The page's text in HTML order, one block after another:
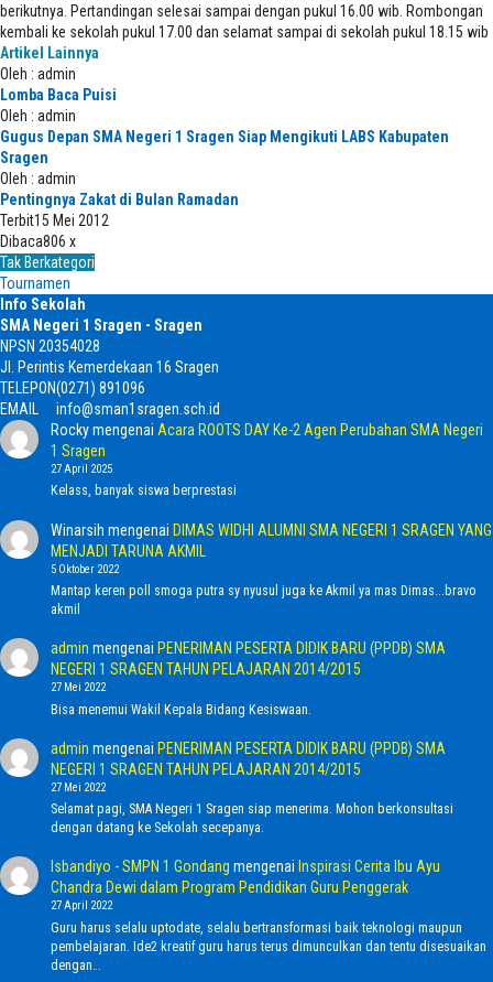
berikutnya. Pertandingan selesai sampai dengan pukul 16.00 wib. Rombongan
kembali ke sekolah pukul 17.00 dan selamat sampai di sekolah pukul 18.15 wib
Artikel Lainnya
Oleh : admin
Lomba Baca Puisi
Oleh : admin
Gugus Depan SMA Negeri 1 Sragen Siap Mengikuti LABS Kabupaten
Sragen
Oleh : admin
Pentingnya Zakat di Bulan Ramadan
Terbit15 Mei 2012
Dibaca806 x
Tak Berkategori
Tournamen
Info Sekolah
SMA Negeri 1 Sragen - Sragen
NPSN 20354028
Jl. Perintis Kemerdekaan 16 Sragen
TELEPON(0271) 891096
EMAIL
info@sman1sragen.sch.id
Rockymengenai Acara ROOTS DAY Ke-2 Agen Perubahan SMA Negeri
1 Sragen
27 April 2025
Kelass, banyak siswa berprestasi
Winarsih mengenai DIMAS WIDHI ALUMNI SMA NEGERI 1 SRAGEN YANG
MENJADI TARUNA AKMIL
5 Oktober 2022
Mantap keren poll smoga putra sy nyusul juga ke Akmil ya mas Dimas...bravo
akmil
admin mengenai PENERIMAN PESERTA DIDIK BARU (PPDB) SMA
NEGERI 1 SRAGEN TAHUN PELAJARAN 2014/2015
27 Mei 2022
Bisa menemui Wakil Kepala Bidang Kesiswaan.
admin mengenai PENERIMAN PESERTA DIDIK BARU (PPDB) SMA
NEGERI 1 SRAGEN TAHUN PELAJARAN 2014/2015
27 Mei 2022
Selamat pagi, SMA Negeri 1 Sragen siap menerima. Mohon berkonsultasi
dengan datang ke Sekolah secepanya.
Isbandiyo - SMPN 1 Gondang mengenai Inspirasi Cerita Ibu Ayu
Chandra Dewi dalam Program Pendidikan Guru Penggerak
27 April 2022
Guru harus selalu uptodate, selalu bertransformasi baik teknologi maupun
pembelajaran. Ide2 kreatif guru harus terus dimunculkan dan tentu disesuaikan
dengan…